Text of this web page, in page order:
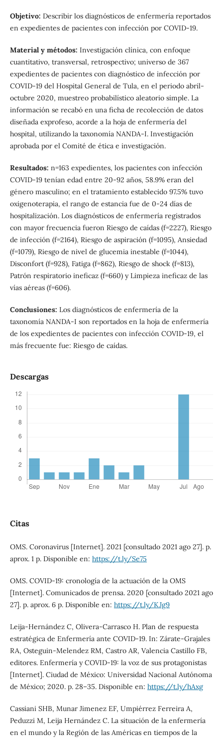
Objetivo: Describir los diagnósticos de enfermería reportados
en expedientes de pacientes con infección por COVID-19.
Material y métodos: Investigación clínica, con enfoque
cuantitativo, transversal, retrospectivo; universo de 367
expedientes de pacientes con diagnóstico de infección por
COVID-19 del Hospital General de Tula, en el periodo abril-
octubre 2020, muestreo probabilístico aleatorio simple. La
información se recabó en una ficha de recolección de datos
diseñada exprofeso, acorde a la hoja de enfermería del
hospital, utilizando la taxonomía NANDA-I. Investigación
aprobada por el Comité de ética e investigación.
Resultados: n=163 expedientes, los pacientes con infección
COVID-19 tenían edad entre 20-92 años, 58.9% eran del
género masculino; en el tratamiento establecido 97.5% tuvo
oxigenoterapia, el rango de estancia fue de 0-24 días de
hospitalización. Los diagnósticos de enfermería registrados
con mayor frecuencia fueron Riesgo de caídas (f=2227), Riesgo
de infección (f=2164), Riesgo de aspiración (f=1095), Ansiedad
(f=1079), Riesgo de nivel de glucemia inestable (f=1044),
Disconfort (f=928), Fatiga (f=862), Riesgo de shock (f=813),
Patrón respiratorio ineficaz (f=660) y Limpieza ineficaz de las
vías aéreas (f=606).
Conclusiones: Los diagnósticos de enfermería de la
taxonomía NANDA-I son reportados en la hoja de enfermería
de los expedientes de pacientes con infección COVID-19, el
más frecuente fue: Riesgo de caídas.
Descargas
Citas
OMS. Coronavirus [Internet]. 2021 [consultado 2021 ago 27]. p.
aprox. 1 p. Disponible en: https://t.ly/Se75
OMS. COVID-19: cronología de la actuación de la OMS
[Internet]. Comunicados de prensa. 2020 [consultado 2021 ago
27]. p. aprox. 6 p. Disponible en: https://t.ly/KJg9
Leija-Hernández C, Olivera-Carrasco H. Plan de respuesta
estratégica de Enfermería ante COVID-19. In: Zárate-Grajales
RA, Osteguin-Melendez RM, Castro AR, Valencia Castillo FB,
editores. Enfermería y COVID-19: la voz de sus protagonistas
[Internet]. Ciudad de México: Universidad Nacional Autónoma
de México; 2020. p. 28–35. Disponible en: https://t.ly/hAxg
Cassiani SHB, Munar Jimenez EF, Umpiérrez Ferreira A,
Peduzzi M, Leija Hernández C. La situación de la enfermería
en el mundo y la Región de las Américas en tiempos de la